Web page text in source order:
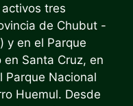
tres
de Chubut -
y en el Parque
Santa Cruz, en
Parque Nacional
Huemul. Desde